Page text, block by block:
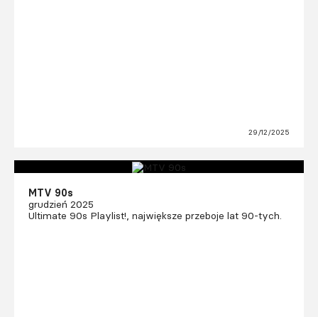
29/12/2025
MTV 90s
grudzień 2025
Ultimate 90s Playlist!, największe przeboje lat 90-tych.